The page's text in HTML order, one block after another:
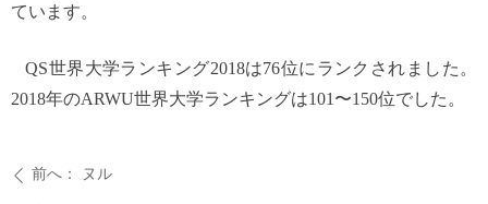
ています。
QS世界大学ランキング2018は76位にランクされました。
2018年のARWU世界大学ランキングは101〜150位でした。
ꄴ 前へ： ヌル